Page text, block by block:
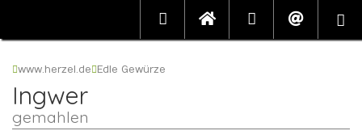
www.herzel.de Edle Gewürze
Ingwer
gemahlen